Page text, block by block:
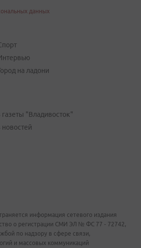
данных
на ладони
газеты "Владивосток"
информация сетевого издания
о регистрации СМИ ЭЛ № ФС 77 - 72742,
по надзору в сфере связи,
и массовых коммуникаций